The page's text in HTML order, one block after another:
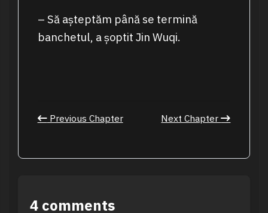
– Să așteptăm până se termină
banchetul, a șoptit Jin Wuqi.
Previous Chapter Next Chapter
4 comments